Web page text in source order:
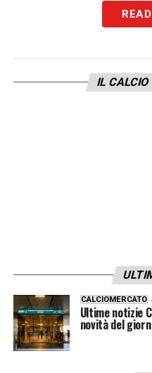
IL CALCIO
CALCIOMERCATO
Ultime notizie
novità del